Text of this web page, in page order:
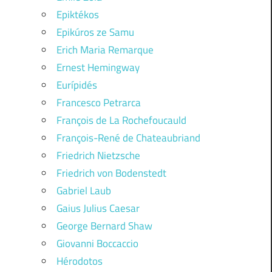
Epiktékos
Epikúros ze Samu
Erich Maria Remarque
Ernest Hemingway
Eurípidés
Francesco Petrarca
François de La Rochefoucauld
François-René de Chateaubriand
Friedrich Nietzsche
Friedrich von Bodenstedt
Gabriel Laub
Gaius Julius Caesar
George Bernard Shaw
Giovanni Boccaccio
Hérodotos